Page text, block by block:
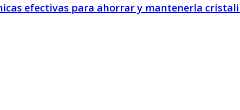
efectivas para ahorrar y mantenerla